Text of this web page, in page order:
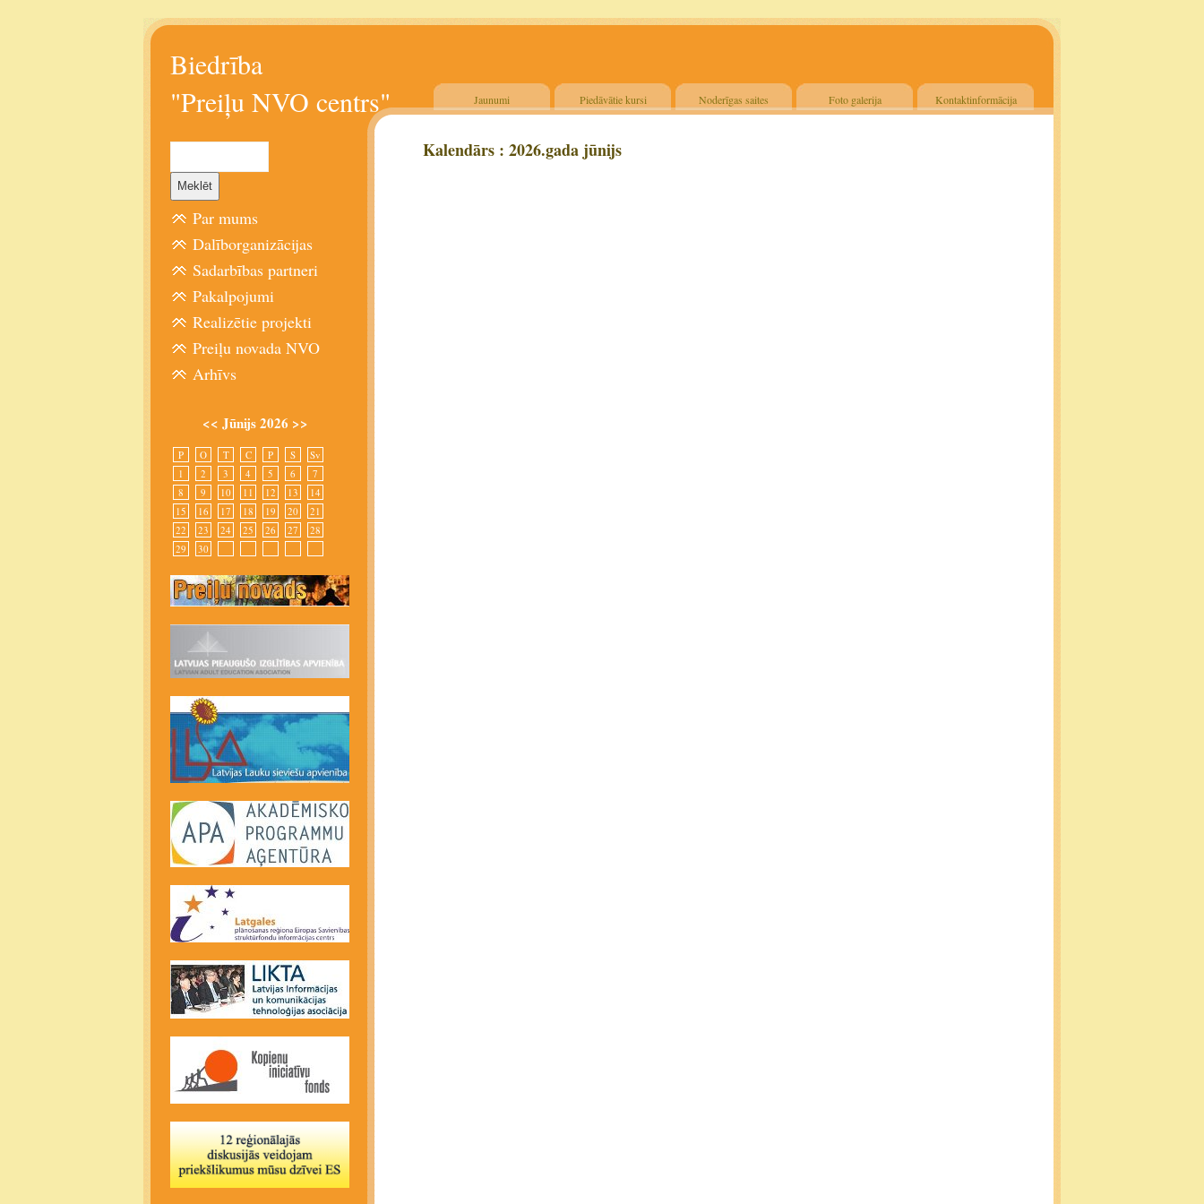
Biedrība
"Preiļu NVO centrs"
Jaunumi Piedāvātie kursi Noderīgas saites Foto galerija Kontaktinformācija
Kalendārs : 2026.gada jūnijs
Par mums
Dalīborganizācijas
Sadarbības partneri
Pakalpojumi
Realizētie projekti
Preiļu novada NVO
Arhīvs
<< Jūnijs 2026 >>
P O T C P S
Sv
1
2 3 4 5 6
7
8
9 10 11 12 13
14
15
16 17 18 19 20
21
22
23 24 25 26 27
28
29
30